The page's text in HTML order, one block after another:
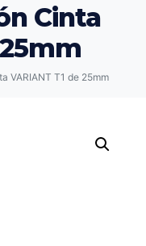
Cinta
VARIANT T1 de 25mm